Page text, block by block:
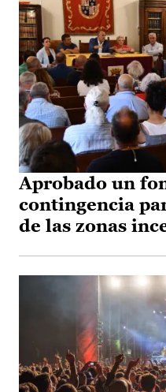
Aprobado un
contingencia
de las zonas